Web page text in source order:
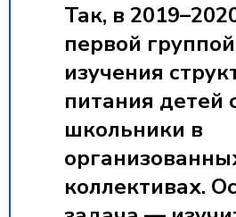
Так, в
первой
изучения
питания детей
школьники в
коллективах.